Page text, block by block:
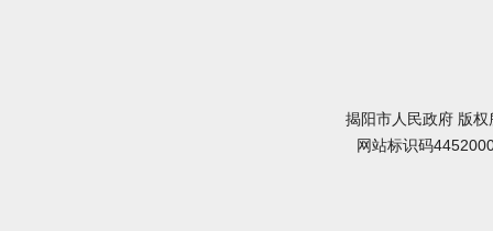
揭阳市人民政府 版
网站标识码